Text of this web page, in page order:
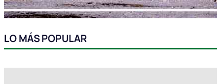
LO MÁS POPULAR